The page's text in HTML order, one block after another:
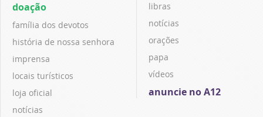
doação
família dos devotos
história de nossa senhora
imprensa
locais turísticos
loja oficial
notícias
libras
notícias
orações
papa
vídeos
anuncie no A12